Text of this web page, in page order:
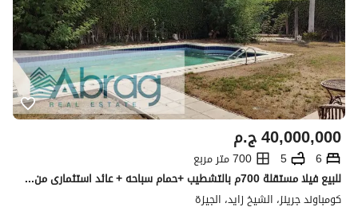
ج.م40,000,000
6
5
700 متر مربع
للبيع فيلا مستقلة 700م بالتشطيب +حمام سباحه + عائد استثمارى من اول يوم في كمبوند جرينز في الشيخ زايد
كومباوند جرينز، الشيخ زايد، الجيزة